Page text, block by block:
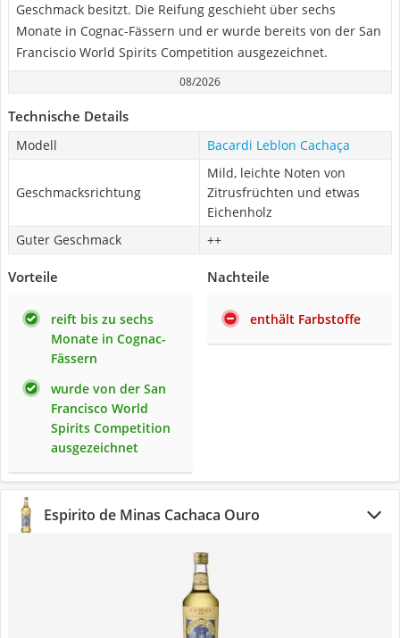
Geschmack besitzt. Die Reifung geschieht über sechs
Monate in Cognac-Fässern und er wurde bereits von der San
Franciscio World Spirits Competition ausgezeichnet.
08/2026
Technische Details
Modell Bacardi Leblon Cachaça
Geschmacksrichtung
Mild, leichte Noten von
Zitrusfrüchten und etwas
Eichenholz
Guter Geschmack
++
Vorteile
reift bis zu sechs
Monate in Cognac-
Fässern
wurde von der San
Francisco World
Spirits Competition
ausgezeichnet
Nachteile
enthält Farbstoffe
Espirito de Minas Cachaca Ouro